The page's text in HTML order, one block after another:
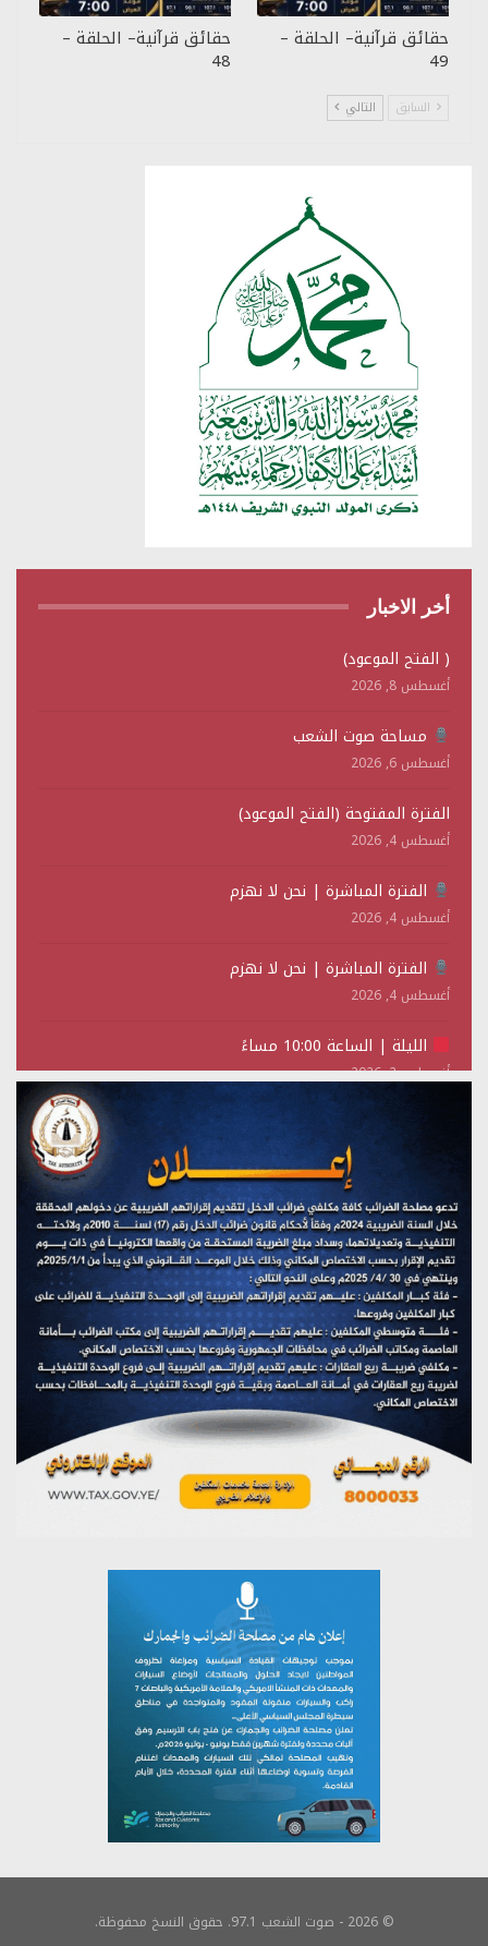
حقائق قرآنية– الحلقة –
49
حقائق قرآنية– الحلقة –
48
السابق التالي
أخر الاخبار
( الفتح الموعود)
أغسطس 8, 2026
مساحة صوت الشعب
أغسطس 6, 2026
الفترة المفتوحة (الفتح الموعود)
أغسطس 4, 2026
الفترة المباشرة | نحن لا نهزم
أغسطس 4, 2026
الفترة المباشرة | نحن لا نهزم
أغسطس 4, 2026
الليلة | الساعة 10:00 مساءً
أغسطس 2, 2026
تستمعون لبرنامج (حدث في مثل هذا اليوم)
(نحن لا نهزم) بث مباشر
يوليو 28, 2026
تستمعون لبرنامج (هندسة الوهم)
يوليو 28, 2026
مؤتمر صحفي لمركز عين الإنسانية حول جرائم تحالف العدوان
على اليمن
يوليو 27, 2026
© 2026 - صوت الشعب 97.1. حقوق النسخ محفوظة.